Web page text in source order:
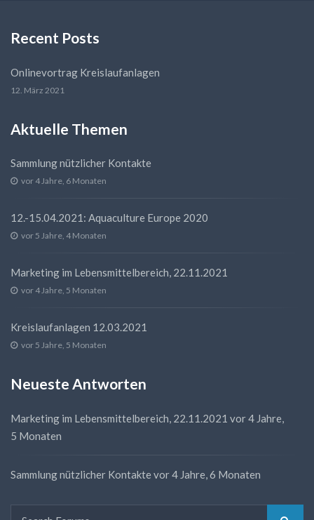
Recent Posts
Onlinevortrag Kreislaufanlagen
12. März 2021
Aktuelle Themen
Sammlung nützlicher Kontakte
vor 4 Jahre, 6 Monaten
12.-15.04.2021: Aquaculture Europe 2020
vor 5 Jahre, 4 Monaten
Marketing im Lebensmittelbereich, 22.11.2021
vor 4 Jahre, 5 Monaten
Kreislaufanlagen 12.03.2021
vor 5 Jahre, 5 Monaten
Neueste Antworten
Marketing im Lebensmittelbereich, 22.11.2021 vor 4 Jahre,
5 Monaten
Sammlung nützlicher Kontaktevor 4 Jahre, 6 Monaten